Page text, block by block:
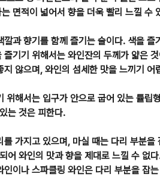
면적이 넓어서 향을 더욱 빨리 느낄 수
깔과 향기를 함께 즐기는 술이다. 색을 즐
즐기기 위해서는 와인잔의 두께가 얇은
지 않으며, 와인의 섬세한 맛을 느끼기 어
위해서는 입구가 안으로 굽어 있는 튤립
는 것은 피한다.
를 가지고 있으며, 마실 때는 다리 부분을
어 와인의 맛과 향을 제대로 느낄 수 없
인이나 스파클링 와인은 다리 부분을 잡